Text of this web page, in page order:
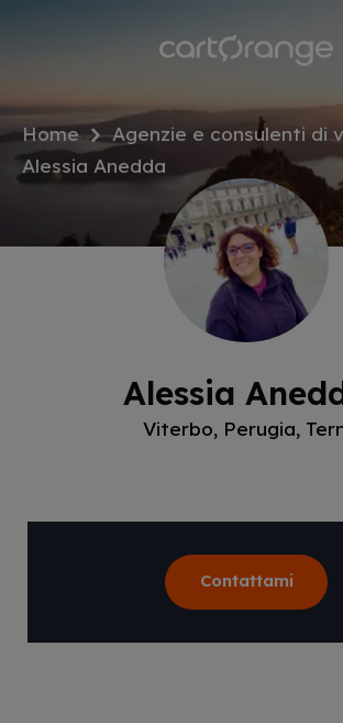
Home
Agenzie e consulenti di
Alessia Anedda
Alessia
Viterbo, Perugia,
Contattami